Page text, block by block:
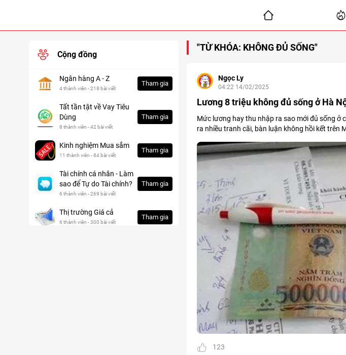
Cộng đồng
Ngân hàng A - Z
4 thành viên - 218 bài viết
Tham gia
Tất tần tật về Vay Tiêu
Dùng
8 thành viên - 42 bài viết
Tham gia
Kinh nghiệm Mua sắm
11 thành viên - 84 bài viết
Tham gia
Tài chính cá nhân - Làm
sao để Tự do Tài chính?
6 thành viên - 269 bài viết
Tham gia
Thị trường Giá cả
6 thành viên - 300 bài viết
Tham gia
"TỪ KHÓA: KHÔNG ĐỦ SỐNG"
Ngọc Ly
04:22 14/02/2025
Lương 8 triệu không đủ sống ở Hà
Mức lương hay thu nhập ra sao mới đủ sống ở
ra nhiều tranh cãi, bàn luận không hồi kết trên
123